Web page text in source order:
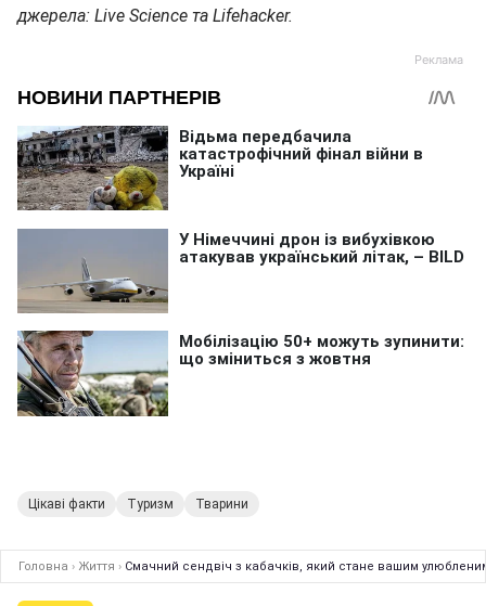
джерела: Live Science та Lifehacker.
Цікаві факти Туризм Тварини
Головна › Життя › Смачний сендвіч з кабачків, який стане вашим